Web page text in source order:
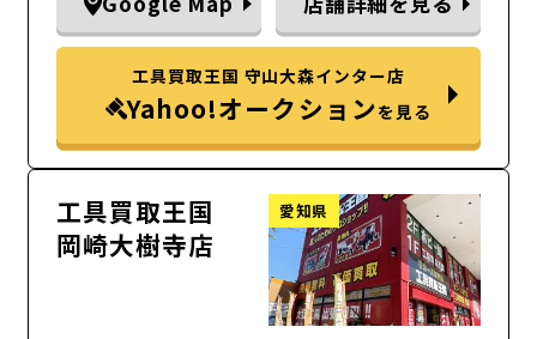
工具買取王国 守山大森インター店
Yahoo!オークションを見る
工具買取王国
岡崎大樹寺店
愛知県